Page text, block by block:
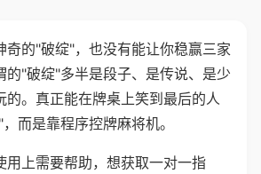
奇的"破绽"，也没有能让你稳赢三家
的"破绽"多半是段子、是传说、是少
的。真正能在牌桌上笑到最后的人
而是靠程序控牌麻将机。
用上需要帮助，想获取一对一指